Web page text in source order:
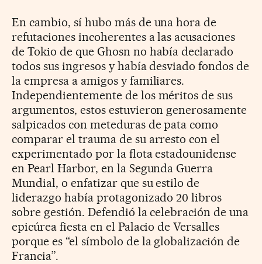
En cambio, sí hubo más de una hora de
refutaciones incoherentes a las acusaciones
de Tokio de que Ghosn no había declarado
todos sus ingresos y había desviado fondos de
la empresa a amigos y familiares.
Independientemente de los méritos de sus
argumentos, estos estuvieron generosamente
salpicados con meteduras de pata como
comparar el trauma de su arresto con el
experimentado por la flota estadounidense
en Pearl Harbor, en la Segunda Guerra
Mundial, o enfatizar que su estilo de
liderazgo había protagonizado 20 libros
sobre gestión. Defendió la celebración de una
epicúrea fiesta en el Palacio de Versalles
porque es “el símbolo de la globalización de
Francia”.